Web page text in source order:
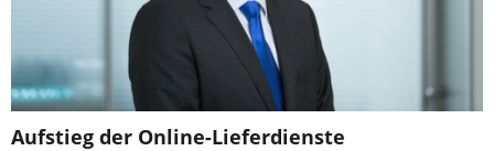
Aufstieg der Online-Lieferdienste